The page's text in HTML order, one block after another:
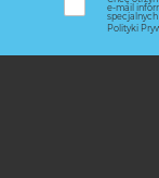
e-mail
specjalnych
Polityki